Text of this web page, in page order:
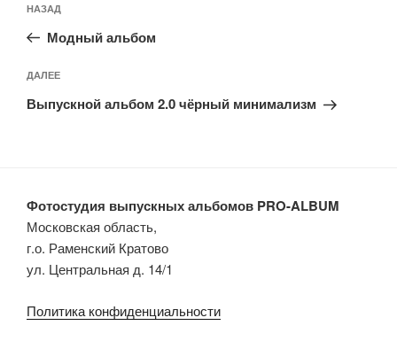
по
записям
Предыдущая
запись:
НАЗАД
Модный альбом
Следующая
запись
ДАЛЕЕ
Выпускной альбом 2.0 чёрный минимализм
Фотостудия выпускных альбомов PRO-ALBUM
Московская область,
г.о. Раменский Кратово
ул. Центральная д. 14/1
Политика конфиденциальности